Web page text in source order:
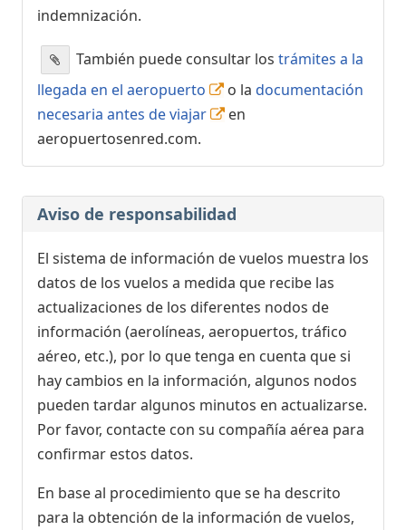
indemnización.
También puede consultar los trámites a la
llegada en el aeropuerto
o la documentación
necesaria antes de viajar
en
aeropuertosenred.com.
Aviso de responsabilidad
El sistema de información de vuelos muestra los
datos de los vuelos a medida que recibe las
actualizaciones de los diferentes nodos de
información (aerolíneas, aeropuertos, tráfico
aéreo, etc.), por lo que tenga en cuenta que si
hay cambios en la información, algunos nodos
pueden tardar algunos minutos en actualizarse.
Por favor, contacte con su compañía aérea para
confirmar estos datos.
En base al procedimiento que se ha descrito
para la obtención de la información de vuelos,